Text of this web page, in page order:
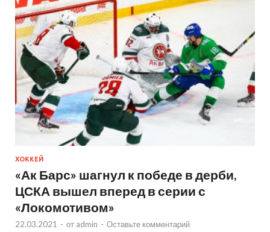
ХОККЕЙ
«Ак Барс» шагнул к победе в дерби,
ЦСКА вышел вперед в серии с
«Локомотивом»
22.03.2021 - от admin - Оставьте комментарий